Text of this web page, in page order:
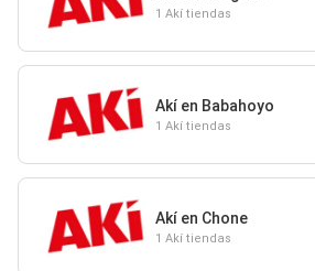
1 Akí tiendas
Akí en Babahoyo
1 Akí tiendas
Akí en Chone
1 Akí tiendas